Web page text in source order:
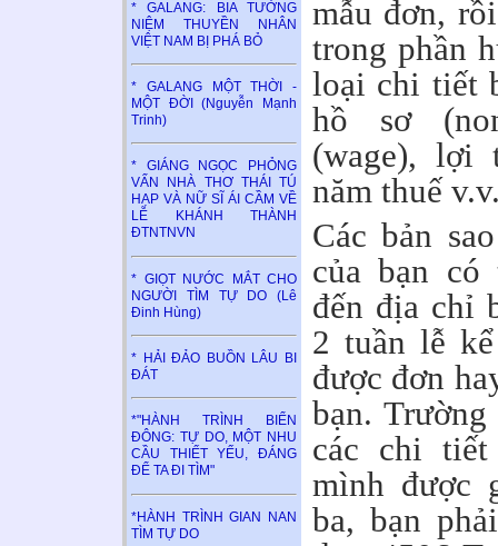
* GALANG: BIA TƯỞNG
NIỆM THUYỀN NHÂN
VIỆT NAM BỊ PHÁ BỎ
* GALANG MỘT THỜI -
MỘT ĐỜI (Nguyễn Mạnh
Trinh)
* GIÁNG NGỌC PHỎNG
VẤN NHÀ THƠ THÁI TÚ
HẠP VÀ NỮ SĨ ÁI CẦM VỀ
LỄ KHÁNH THÀNH
ĐTNTNVN
* GIỌT NƯỚC MẮT CHO
NGƯỜI TÌM TỰ DO (Lê
Đinh Hùng)
* HẢI ĐẢO BUỒN LÂU BI
ĐÁT
*"HÀNH TRÌNH BIỂN
ĐÔNG: TỰ DO, MỘT NHU
CẦU THIẾT YẾU, ĐÁNG
ĐỂ TA ĐI TÌM"
*HÀNH TRÌNH GIAN NAN
TÌM TỰ DO
mẫu đơn,
trong phần
loại chi tiết
hồ sơ
(wage), lợi
năm thuế
Các bản
của bạn
đến địa chỉ
2 tuần lễ
được đơn
bạn.
các chi
mình được
ba, bạn